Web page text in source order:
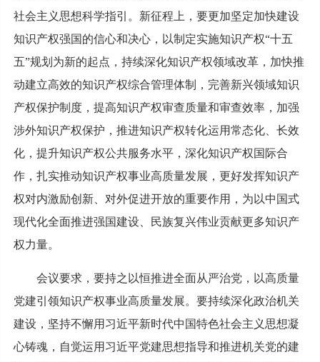
社会主义思想科学指引。新征程上，要更加坚定加快建设
知识产权强国的信心和决心，以制定实施知识产权“十五
五”规划为新的起点，持续深化知识产权领域改革，加快推
动建立高效的知识产权综合管理体制，完善新兴领域知识
产权保护制度，提高知识产权审查质量和审查效率，加强
涉外知识产权保护，推进知识产权转化运用常态化、长效
化，提升知识产权公共服务水平，深化知识产权国际合
作，扎实推动知识产权事业高质量发展，更好发挥知识产
权对内激励创新、对外促进开放的重要作用，为以中国式
现代化全面推进强国建设、民族复兴伟业贡献更多知识产
权力量。
会议要求，要持之以恒推进全面从严治党，以高质量
党建引领知识产权事业高质量发展。要持续深化政治机关
建设，坚持不懈用习近平新时代中国特色社会主义思想凝
心铸魂，自觉运用习近平党建思想指导和推进机关党的建